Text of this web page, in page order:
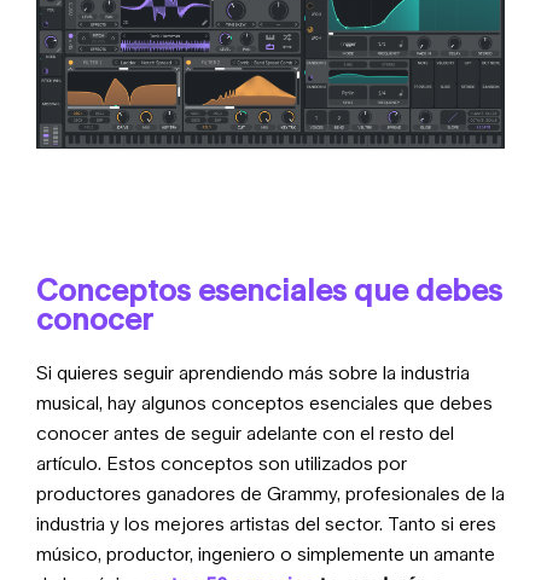
Conceptos esenciales que debes
conocer
Si quieres seguir aprendiendo más sobre la industria
musical, hay algunos conceptos esenciales que debes
conocer antes de seguir adelante con el resto del
artículo. Estos conceptos son utilizados por
productores ganadores de Grammy, profesionales de la
industria y los mejores artistas del sector. Tanto si eres
músico, productor, ingeniero o simplemente un amante